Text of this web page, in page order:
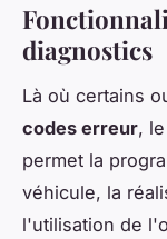
diagnostics
Là où certains
codes erreur, le
permet la
véhicule, la
l'utilisation de